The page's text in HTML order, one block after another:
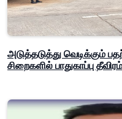
அடுத்தடுத்து வெடிக்கும்
சிறைகளில் பாதுகாப்பு தீவிரம்